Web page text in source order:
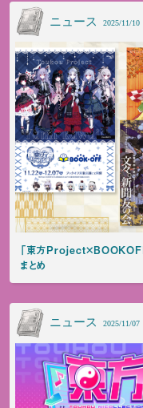
ニュース 2025/11/10
「東方Project×BOOKOFF
まとめ
ニュース 2025/11/07